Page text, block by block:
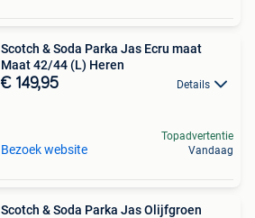
Scotch & Soda Parka Jas Ecru maat
Maat 42/44 (L) Heren
€ 149,95 Details
Bezoek website
Topadvertentie
Vandaag
Scotch & Soda Parka Jas Olijfgroen